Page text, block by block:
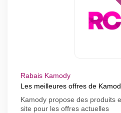
Rabais Kamody
Les meilleures offres de
Kamody propose des produits
site pour les offres actuelles